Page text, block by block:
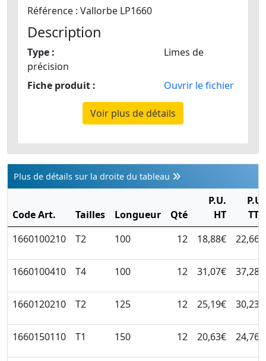
Référence : Vallorbe LP1660
Description
Type :
Limes de
précision
Fiche produit :
Ouvrir le fichier
Voir plus de détails
Plus de détails sur la droite du tableau
Code Art. Tailles Longueur Qté
P.U.
HT
P.U.
TTC
1660100210
T2 100 12 18,88€ 22,66€
1660100410 T4 100 12 31,07€ 37,28€
1660120210 T2 125 12 25,19€ 30,23€
1660150110 T1 150 12 20,63€ 24,76€